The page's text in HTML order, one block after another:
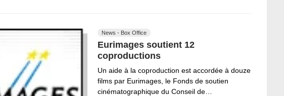
News - Box Office
Eurimages soutient 12
coproductions
Un aide à la coproduction est accordée à douze
films par Eurimages, le Fonds de soutien
cinématographique du Conseil de…